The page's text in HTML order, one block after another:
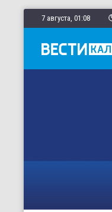
7 августа, 01 :08